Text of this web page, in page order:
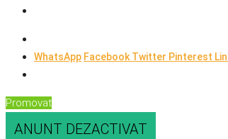
WhatsApp FacebookTwitter Pinterest
Promovat
ANUNT DEZACTIVAT